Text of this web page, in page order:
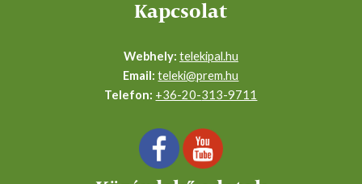
Kapcsolat
Webhely: telekipal.hu
Email:teleki@prem.hu
Telefon: +36-20-313-9711